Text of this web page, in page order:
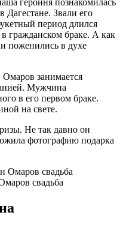
героиня познакомилась
Звали его
период длился
гражданском браке. А как
поженились в духе
занимается
Мужчина
в его первом браке.
на свете.
Не так давно он
фотографию подарка
свадьба